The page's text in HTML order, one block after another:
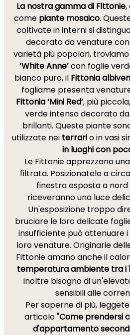
La nostra gamma di Fittonie,
come piante mosaico.
coltivate in interni si
decorato da venature
varietà più popolari, troviamo
‘White Anne’con foglie
bianco puro, il Fittonia
fogliame presenta
Fittonia ‘Mini Red’, più
verde intenso decorato
brillanti. Queste piante
utilizzate nei terrario in vasi
in luoghi con
Le Fittonie apprezzano
filtrata. Posizionatele a
finestra esposta a nord
riceveranno una luce
Un'esposizione troppo
bruciare le loro delicate
insufficiente può attenuare
loro venature. Originarie
Fittonie amano anche il
temperatura ambiente tra i
inoltre bisogno di
sensibili alle
Per saperne di più,
articolo"Come prendersi
d'appartamento